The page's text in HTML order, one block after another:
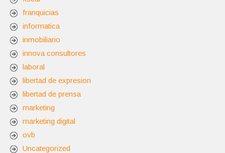
franquicias
informatica
inmobiliario
innova consultores
laboral
libertad de expresion
libertad de prensa
marketing
marketing digital
ovb
Uncategorized